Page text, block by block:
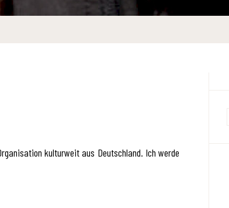
kulturweit aus Deutschland. Ich werde